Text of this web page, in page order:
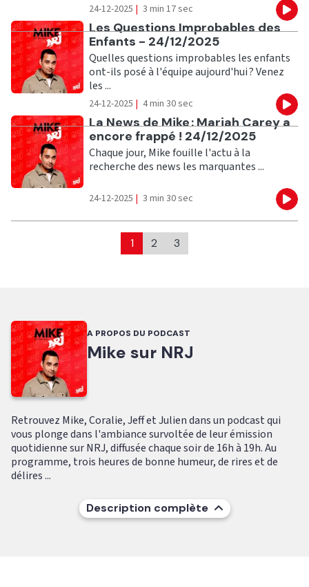
24-12-2025 | 3 min 17 sec
Ecouter
Les Questions Improbables des
Enfants - 24/12/2025
Quelles questions improbables les enfants
ont-ils posé à l'équipe aujourd'hui ? Venez
les ...
24-12-2025 | 4 min 30 sec
Ecouter
La News de Mike : Mariah Carey a
encore frappé ! 24/12/2025
Chaque jour, Mike fouille l'actu à la
recherche des news les marquantes ...
24-12-2025 | 3 min 30 sec
1 2 3
A PROPOS DU PODCAST
Mike sur NRJ
Retrouvez Mike, Coralie, Jeff et Julien dans un podcast qui
vous plonge dans l'ambiance survoltée de leur émission
quotidienne sur NRJ, diffusée chaque soir de 16h à 19h. Au
programme, trois heures de bonne humeur, de rires et de
délires ...
Description complète